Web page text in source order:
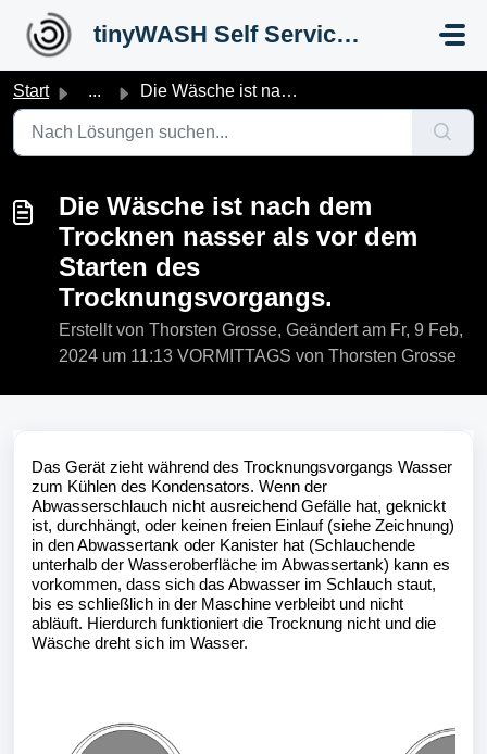
Zum hauptsächlichen Inhalt gehen
tinyWASH Self Service Portal
Start ... Die Wäsche ist nach dem Trocknen nasser als vor dem Start...
Die Wäsche ist nach dem
Trocknen nasser als vor dem
Starten des
Trocknungsvorgangs.
Erstellt von Thorsten Grosse, Geändert am Fr, 9 Feb,
2024 um 11:13 VORMITTAGS von Thorsten Grosse
Das Gerät zieht während des Trocknungsvorgangs Wasser
zum Kühlen des Kondensators. Wenn der
Abwasserschlauch nicht ausreichend Gefälle hat, geknickt
ist, durchhängt, oder keinen freien Einlauf (siehe Zeichnung)
in den Abwassertank oder Kanister hat (Schlauchende
unterhalb der Wasseroberfläche im Abwassertank) kann es
vorkommen, dass sich das Abwasser im Schlauch staut,
bis es schließlich in der Maschine verbleibt und nicht
abläuft. Hierdurch funktioniert die Trocknung nicht und die
Wäsche dreht sich im Wasser.